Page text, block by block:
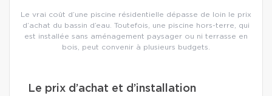
Le vrai coût d’une piscine résidentielle dépasse de loin le prix
d’achat du bassin d’eau. Toutefois, une piscine hors-terre, qui
est installée sans aménagement paysager ou ni terrasse en
bois, peut convenir à plusieurs budgets.
Le prix d’achat et d’installation